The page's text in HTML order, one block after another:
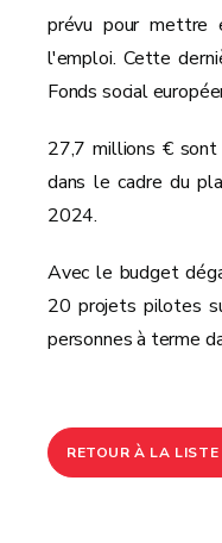
prévu pour mettre
l'emploi. Cette
Fonds social
27,7 millions €
dans le cadre du
2024.
Avec le budget
20 projets pilotes
personnes à terme
RETOUR À LA